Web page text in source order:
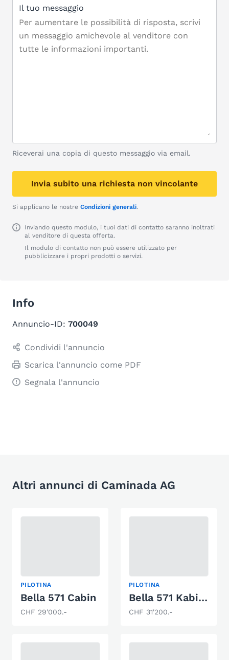
Il tuo messaggio
Riceverai una copia di questo messaggio via email.
Invia subito una richiesta non vincolante
Si applicano le nostre Condizioni generali.
Inviando questo modulo, i tuoi dati di contatto saranno inoltrati
al venditore di questa offerta.
Il modulo di contatto non può essere utilizzato per
pubblicizzare i propri prodotti o servizi.
Info
Annuncio-ID: 700049
Condividi l'annuncio
Scarica l'annuncio come PDF
Segnala l'annuncio
Altri annunci di Caminada AG
PILOTINA
Bella 571 Cabin
CHF 29'000.-
PILOTINA
Bella 571 Kabine
CHF 31'200.-